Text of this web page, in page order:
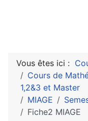
Vous êtes ici :
Cours de
1,2&3 et Master
MIAGE
Fiche2 MIAGE